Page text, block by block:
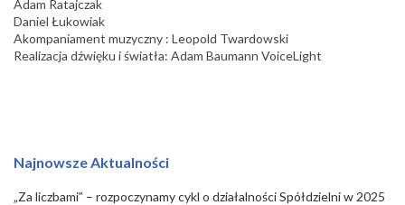
Adam Ratajczak
Daniel Łukowiak
Akompaniament muzyczny : Leopold Twardowski
Realizacja dźwięku i światła: Adam Baumann VoiceLight
Najnowsze Aktualności
„Za liczbami” – rozpoczynamy cykl o działalności Spółdzielni w 2025